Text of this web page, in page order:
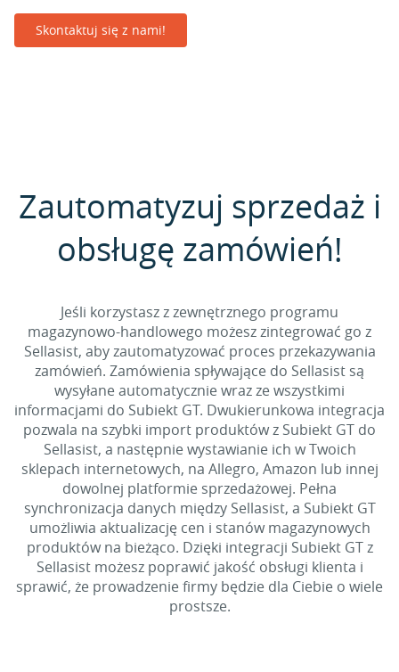
Skontaktuj się z nami!
Zautomatyzuj sprzedaż i
obsługę zamówień!
Jeśli korzystasz z zewnętrznego programu
magazynowo-handlowego możesz zintegrować go z
Sellasist, aby zautomatyzować proces przekazywania
zamówień. Zamówienia spływające do Sellasist są
wysyłane automatycznie wraz ze wszystkimi
informacjami do Subiekt GT. Dwukierunkowa integracja
pozwala na szybki import produktów z Subiekt GT do
Sellasist, a następnie wystawianie ich w Twoich
sklepach internetowych, na Allegro, Amazon lub innej
dowolnej platformie sprzedażowej. Pełna
synchronizacja danych między Sellasist, a Subiekt GT
umożliwia aktualizację cen i stanów magazynowych
produktów na bieżąco. Dzięki integracji Subiekt GT z
Sellasist możesz poprawić jakość obsługi klienta i
sprawić, że prowadzenie firmy będzie dla Ciebie o wiele
prostsze.